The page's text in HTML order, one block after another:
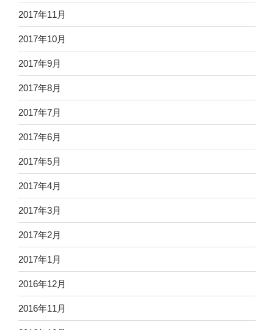
2017年11月
2017年10月
2017年9月
2017年8月
2017年7月
2017年6月
2017年5月
2017年4月
2017年3月
2017年2月
2017年1月
2016年12月
2016年11月